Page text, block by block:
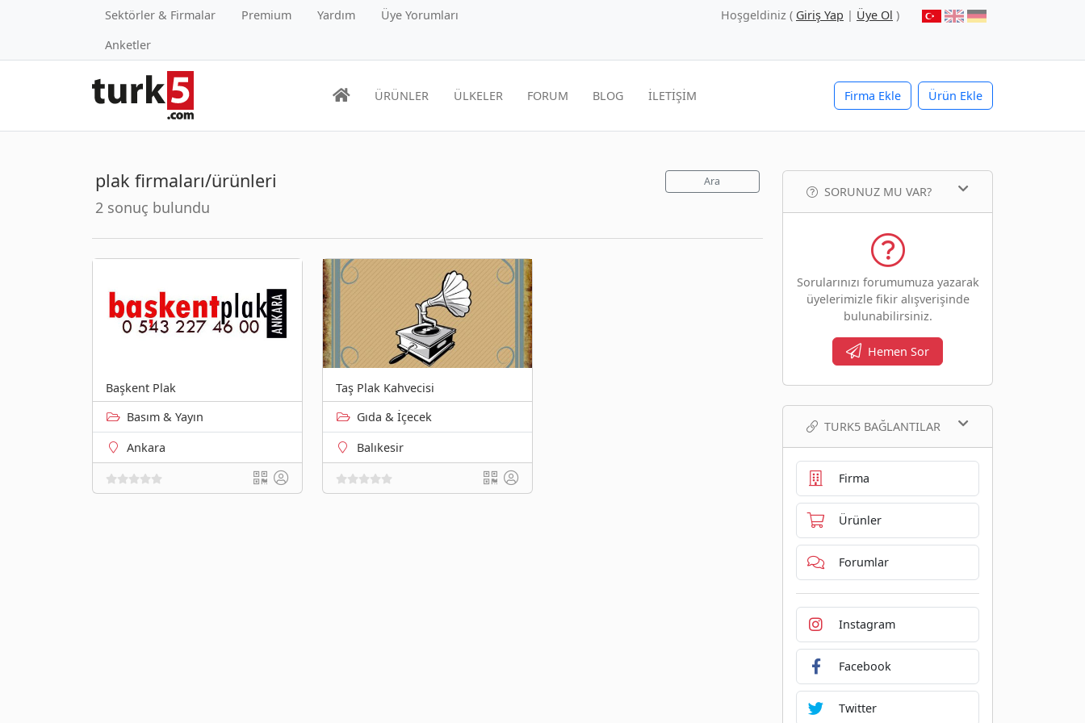
Sektörler & Firmalar Premium Yardım
Üye Yorumları
Anketler
Hoşgeldiniz ( Giriş Yap | Üye Ol )
Firma Ekle Ürün Ekle
ÜRÜNLER ÜLKELER FORUM BLOG İLETİŞİM
plak firmaları/ürünleri
2 sonuç bulundu
Ara
Başkent Plak
Basım & Yayın
Ankara
Taş Plak Kahvecisi
Gıda & İçecek
Balıkesir
SORUNUZ MU VAR?
Sorularınızı forumumuza yazarak
üyelerimizle fikir alışverişinde
bulunabilirsiniz.
Hemen Sor
TURK5 BAĞLANTILAR
Firma
Ürünler
Forumlar
Instagram
Facebook
Twitter